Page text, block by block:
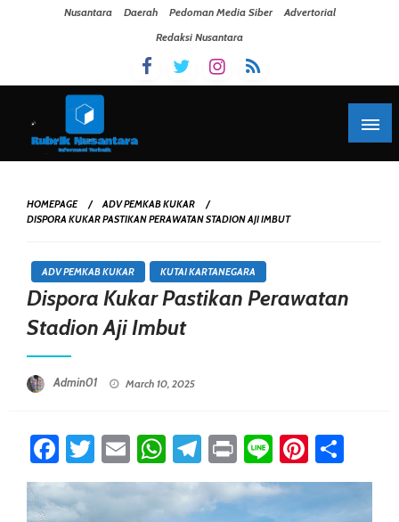
Nusantara Daerah Pedoman Media Siber
Advertorial
Redaksi Nusantara
HOMEPAGE
ADV PEMKAB KUKAR
DISPORA KUKAR PASTIKAN PERAWATAN STADION AJI IMBUT
ADV PEMKAB KUKAR KUTAI KARTANEGARA
Dispora Kukar Pastikan Perawatan
Stadion Aji Imbut
Admin01 March 10, 2025
Facebook
Twitter
EmailWhatsApp
Telegram
PrintLine